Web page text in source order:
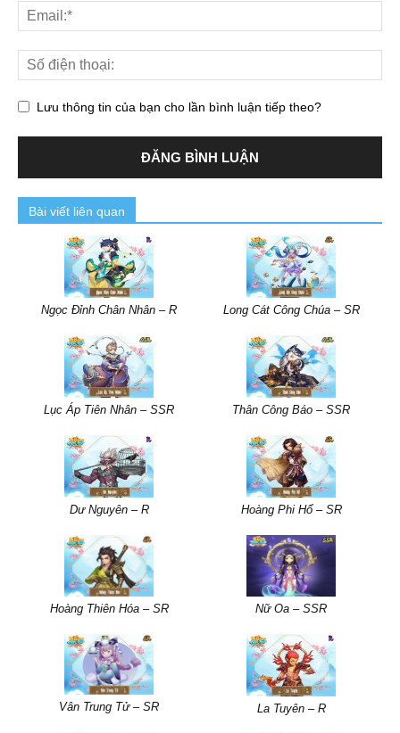
Lưu thông tin của bạn cho lần bình luận tiếp theo?
Bài viết liên quan
Ngọc Đỉnh Chân Nhân – R Long Cát Công Chúa – SR
Lục Áp Tiên Nhân – SSR Thân Công Báo – SSR
Dư Nguyên – R Hoàng Phi Hổ – SR
Hoàng Thiên Hóa – SR Nữ Oa – SSR
Vân Trung Tử – SR La Tuyên – R